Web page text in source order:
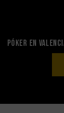
Póker en